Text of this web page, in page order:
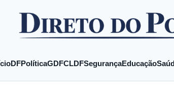
DFPolíticaGDFCLDFSegurançaEducação